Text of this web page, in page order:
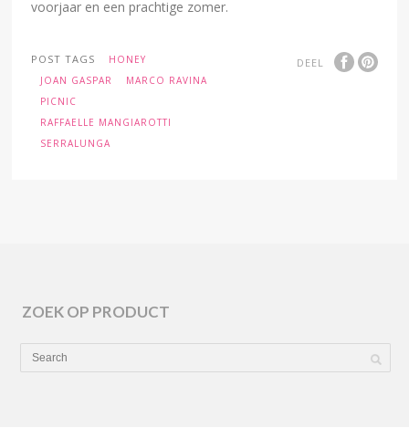
voorjaar en een prachtige zomer.
DEEL
POST TAGS
HONEY
JOAN GASPAR
MARCO RAVINA
PICNIC
RAFFAELLE MANGIAROTTI
SERRALUNGA
ZOEK OP PRODUCT